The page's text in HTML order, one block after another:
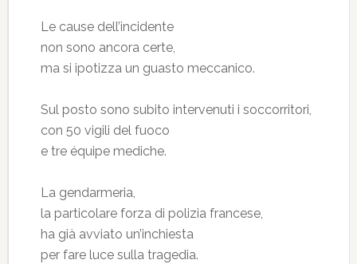
Le cause dell’incidente
non sono ancora certe,
ma si ipotizza un guasto meccanico.
Sul posto sono subito intervenuti i soccorritori,
con 50 vigili del fuoco
e tre équipe mediche.
La gendarmeria,
la particolare forza di polizia francese,
ha già avviato un’inchiesta
per fare luce sulla tragedia.